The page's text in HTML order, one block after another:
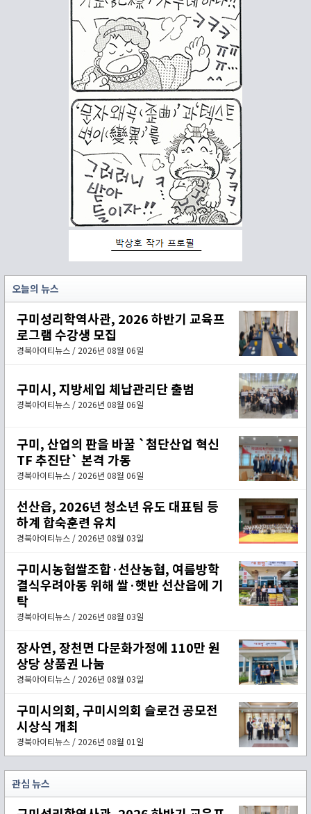
오늘의 뉴스
구미성리학역사관, 2026 하반기 교육프
로그램 수강생 모집
경북아이티뉴스 / 2026년 08월 06일
구미시, 지방세입 체납관리단 출범
경북아이티뉴스 / 2026년 08월 06일
구미, 산업의 판을 바꿀 `첨단산업 혁신
TF 추진단` 본격 가동
경북아이티뉴스 / 2026년 08월 06일
선산읍, 2026년 청소년 유도 대표팀 등
하계 합숙훈련 유치
경북아이티뉴스 / 2026년 08월 03일
구미시농협쌀조합·선산농협, 여름방학
결식우려아동 위해 쌀·햇반 선산읍에 기
탁
경북아이티뉴스 / 2026년 08월 03일
장사연, 장천면 다문화가정에 110만 원
상당 상품권 나눔
경북아이티뉴스 / 2026년 08월 03일
구미시의회, 구미시의회 슬로건 공모전
시상식 개최
경북아이티뉴스 / 2026년 08월 01일
관심 뉴스